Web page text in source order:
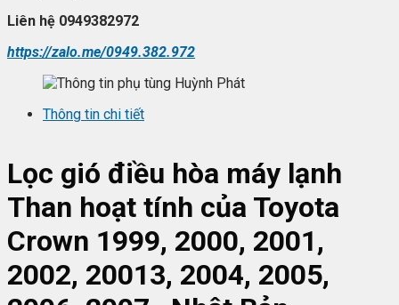
Liên hệ 0949382972
https://zalo.me/0949.382.972
Thông tin chi tiết
Lọc gió điều hòa máy lạnh
Than hoạt tính của Toyota
Crown 1999, 2000, 2001,
2002, 20013, 2004, 2005,